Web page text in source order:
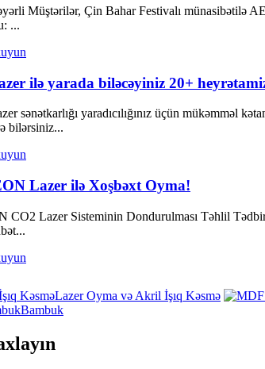
Müştərilər, Çin Bahar Festivalı münasibətilə
...
ilə yarada biləcəyiniz 20+
sənətkarlığı yaradıcılığınız üçün mükəmməl
bilərsiniz...
Lazer ilə Xoşbəxt Oyma!
CO2 Lazer Sisteminin Dondurulması Təhlil
Lazer Oyma və Akril İşıq Kəsmə
Bambuk